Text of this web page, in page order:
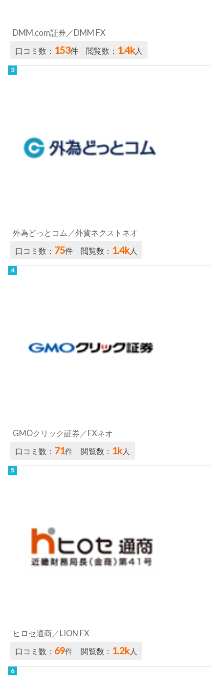
DMM.com証券／DMM FX
口コミ数： 153件 閲覧数： 1.4k人
外為どっとコム／外貨ネクストネオ
口コミ数： 75件 閲覧数： 1.4k人
GMOクリック証券／FXネオ
口コミ数： 71件 閲覧数： 1k人
ヒロセ通商／LION FX
口コミ数： 69件 閲覧数： 1.2k人